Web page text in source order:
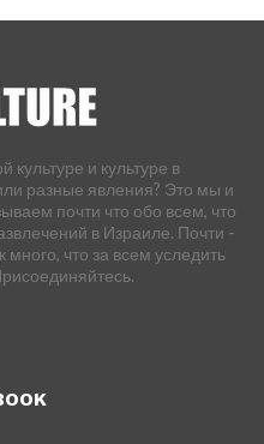
культуре и культуре в
разные явления? Это мы и
почти что обо всем, что
в Израиле. Почти -
много, что за всем уследить